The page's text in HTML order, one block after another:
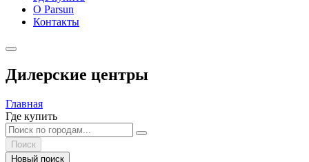
О Parsun
Контакты
Дилерские центры
Главная
Где купить
Поиск
Новый поиск